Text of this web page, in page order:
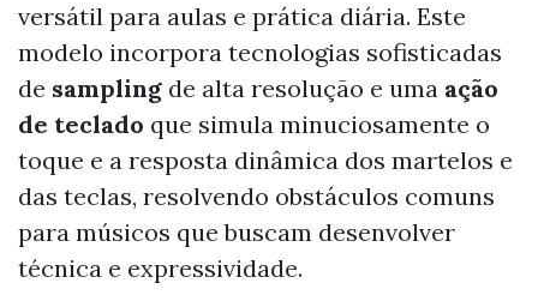
versátil para aulas e prática diária. Este
modelo incorpora tecnologias sofisticadas
de sampling de alta resolução e uma ação
de teclado que simula minuciosamente o
toque e a resposta dinâmica dos martelos e
das teclas, resolvendo obstáculos comuns
para músicos que buscam desenvolver
técnica e expressividade.